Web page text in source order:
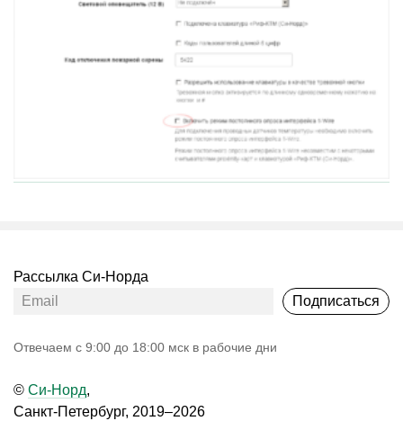
Рассылка Си-Норда
Подписаться
Oтвечаем с 9:00 до 18:00 мск в рабочие дни
© Си-Норд,
Санкт-Петербург, 2019–2026